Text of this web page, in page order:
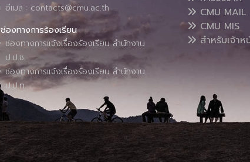
อีเมล : contacts@cmu.ac.th
ช่องทางการร้องเรียน
ช่องทางการแจ้งเรื่องร้องเรียน สำนักงาน
ป.ป.ช.
ช่องทางการแจ้งเรื่องร้องเรียน สำนักงาน
ป.ป.ท.
CMU MAIL
CMU MIS
สำหรับเจ้าห